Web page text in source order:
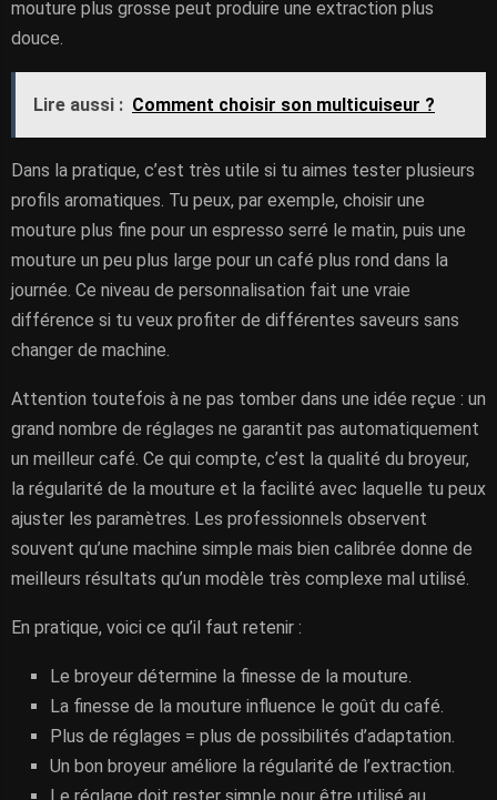
mouture plus grosse peut produire une extraction plus
douce.
Lire aussi : Comment choisir son multicuiseur ?
Dans la pratique, c’est très utile si tu aimes tester plusieurs
profils aromatiques. Tu peux, par exemple, choisir une
mouture plus fine pour un espresso serré le matin, puis une
mouture un peu plus large pour un café plus rond dans la
journée. Ce niveau de personnalisation fait une vraie
différence si tu veux profiter de différentes saveurs sans
changer de machine.
Attention toutefois à ne pas tomber dans une idée reçue : un
grand nombre de réglages ne garantit pas automatiquement
un meilleur café. Ce qui compte, c’est la qualité du broyeur,
la régularité de la mouture et la facilité avec laquelle tu peux
ajuster les paramètres. Les professionnels observent
souvent qu’une machine simple mais bien calibrée donne de
meilleurs résultats qu’un modèle très complexe mal utilisé.
En pratique, voici ce qu’il faut retenir :
Le broyeur détermine la finesse de la mouture.
La finesse de la mouture influence le goût du café.
Plus de réglages = plus de possibilités d’adaptation.
Un bon broyeur améliore la régularité de l’extraction.